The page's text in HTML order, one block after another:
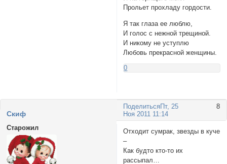
Прольет прохладу гордости.
Я так глаза ее люблю,
И голос с нежной трещиной.
И никому не уступлю
Любовь прекрасной женщины.
0
Поделиться 8
Пт, 25
Ноя 2011 11:14
Cкиф
Старожил
Отходит сумрак, звезды в куче
–
Как будто кто-то их
рассыпал…